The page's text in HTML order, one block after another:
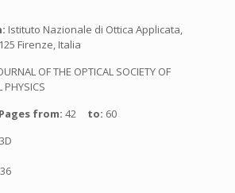
Istituto Nazionale di Ottica Applicata,
Firenze, Italia
OF THE OPTICAL SOCIETY OF
PHYSICS
Pages from: 42 to: 60